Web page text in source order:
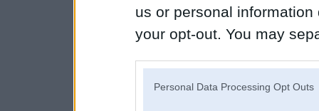
us or personal
your opt-out. You may
Personal Data Processing Opt Outs